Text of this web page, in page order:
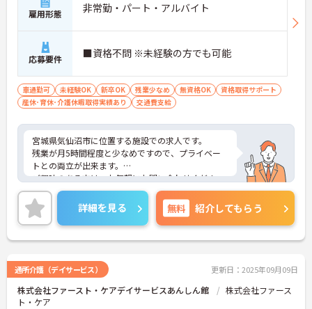
雇用形態 非常勤・パート・アルバイト
応募要件 ■資格不問 ※未経験の方でも可能
車通勤可 未経験OK 新卒OK 残業少なめ 無資格OK
資格取得サポート
産休･育休･介護休暇取得実績あり
交通費支給
宮城県気仙沼市に位置する施設での求人です。
残業が月5時間程度と少なめですので、プライベー
トとの両立が出来ます。
ご興味のある方は、お気軽にお問い合わせくださ
い。
詳細を見る 無料 紹介してもらう
通所介護（デイサービス） 更新日：2025年09月09日
株式会社ファースト・ケアデイサービスあんしん館
株式会社ファース
ト・ケア